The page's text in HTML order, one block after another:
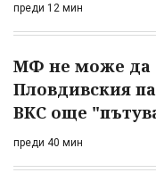
преди 12 мин
МФ не може да
Пловдивския
ВКС още
преди 40 мин